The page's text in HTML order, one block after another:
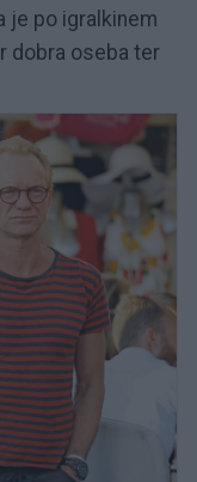
je po igralkinem
dobra oseba ter